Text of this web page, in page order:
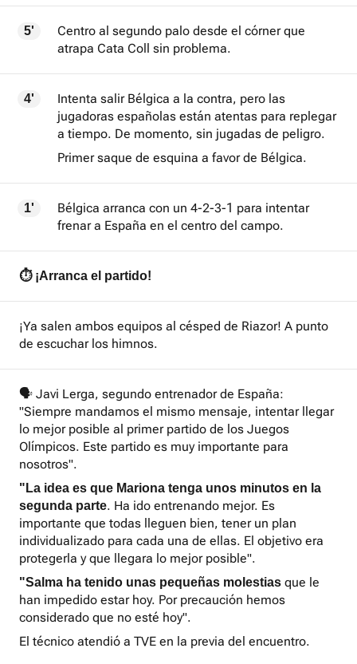
5'
Centro al segundo palo desde el córner que
atrapa Cata Coll sin problema.
4'
Intenta salir Bélgica a la contra, pero las
jugadoras españolas están atentas para replegar
a tiempo. De momento, sin jugadas de peligro.
Primer saque de esquina a favor de Bélgica.
1'
Bélgica arranca con un 4-2-3-1 para intentar
frenar a España en el centro del campo.
⏱️ ¡Arranca el partido!
¡Ya salen ambos equipos al césped de Riazor! A punto
de escuchar los himnos.
🗣️ Javi Lerga, segundo entrenador de España:
"Siempre mandamos el mismo mensaje, intentar llegar
lo mejor posible al primer partido de los Juegos
Olímpicos. Este partido es muy importante para
nosotros".
"La idea es que Mariona tenga unos minutos en la
segunda parte. Ha ido entrenando mejor. Es
importante que todas lleguen bien, tener un plan
individualizado para cada una de ellas. El objetivo era
protegerla y que llegara lo mejor posible".
"Salma ha tenido unas pequeñas molestias que le
han impedido estar hoy. Por precaución hemos
considerado que no esté hoy".
El técnico atendió a TVE en la previa del encuentro.